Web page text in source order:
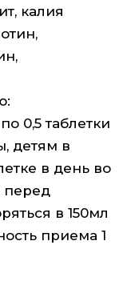
калия
0,5 таблетки
детям в
в день во
перед
в 150мл
приема 1